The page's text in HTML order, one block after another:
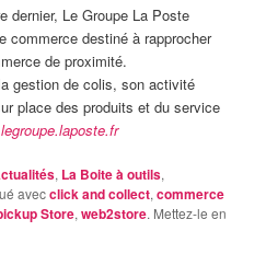
dernier, Le Groupe La Poste
commerce destiné à rapprocher
de proximité.
gestion de colis, son activité
place des produits et du service
, La Boite à outils,
avecclick and collect,commerce
Store,web2store. Mettez-le en